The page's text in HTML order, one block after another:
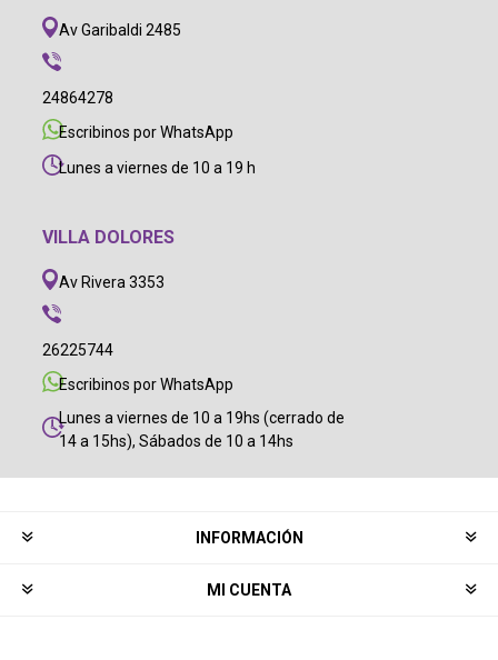
Av Garibaldi 2485
24864278
Escribinos por WhatsApp
Lunes a viernes de 10 a 19 h
VILLA DOLORES
Av Rivera 3353
26225744
Escribinos por WhatsApp
Lunes a viernes de 10 a 19hs (cerrado de
14 a 15hs), Sábados de 10 a 14hs
INFORMACIÓN
MI CUENTA